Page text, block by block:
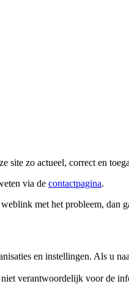
zo actueel, correct en
via de contactpagina.
met het probleem, dan
en instellingen. Als u
verantwoordelijk voor de